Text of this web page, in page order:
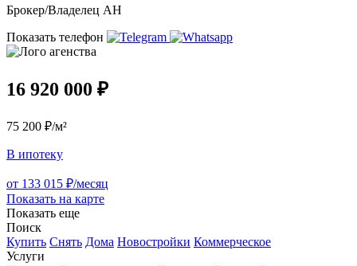
Брокер/Владелец АН
Показать телефон
16 920 000 ₽
75 200 ₽/м²
В ипотеку
от 133 015 ₽/месяц
Показать на карте
Показать еще
Поиск
Купить Снять Дома Новостройки Коммерческое
Услуги